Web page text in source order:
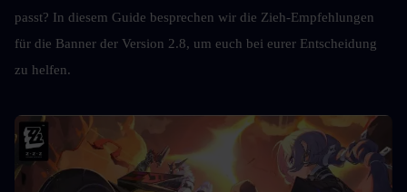
passt? In diesem Guide besprechen wir die Zieh-Empfehlungen
für die Banner der Version 2.8, um euch bei eurer Entscheidung
zu helfen.